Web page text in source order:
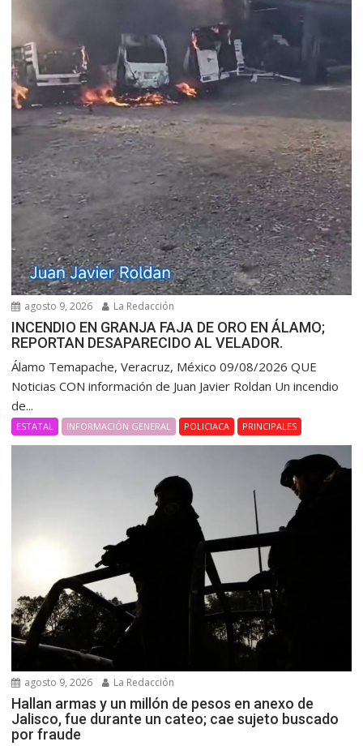
agosto 9, 2026 La Redacción
INCENDIO EN GRANJA FAJA DE ORO EN ÁLAMO;
REPORTAN DESAPARECIDO AL VELADOR.
Álamo Temapache, Veracruz, México 09/08/2026 QUE
Noticias CON información de Juan Javier Roldan Un incendio
de...
ESTATAL INFORMACIÓN GENERAL POLICIACA PRINCIPALES
agosto 9, 2026 La Redacción
Hallan armas y un millón de pesos en anexo de
Jalisco, fue durante un cateo; cae sujeto buscado
por fraude